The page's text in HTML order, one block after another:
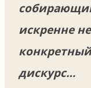
искренне
дискурс…